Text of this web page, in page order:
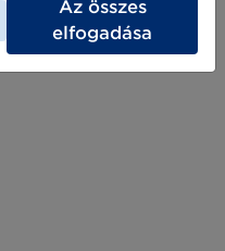
Az összes
elfogadása